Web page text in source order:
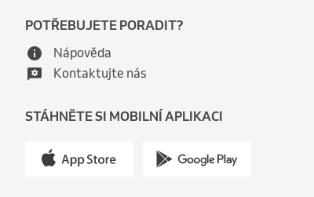
POTŘEBUJETE PORADIT?
Nápověda
Kontaktujte nás
STÁHNĚTE SI MOBILNÍ APLIKACI